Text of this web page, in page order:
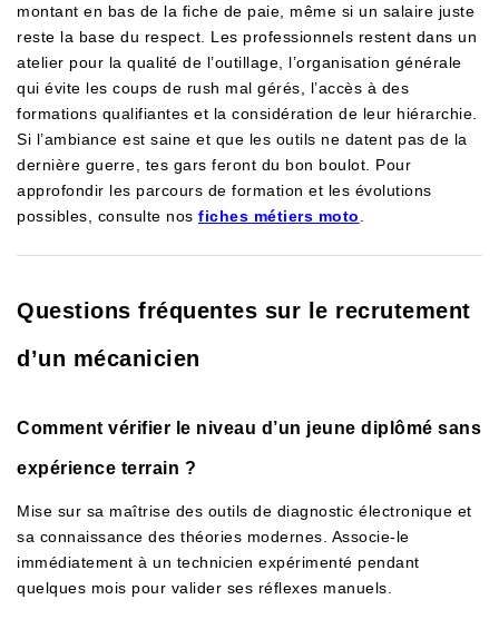
montant en bas de la fiche de paie, même si un salaire juste
reste la base du respect. Les professionnels restent dans un
atelier pour la qualité de l’outillage, l’organisation générale
qui évite les coups de rush mal gérés, l’accès à des
formations qualifiantes et la considération de leur hiérarchie.
Si l’ambiance est saine et que les outils ne datent pas de la
dernière guerre, tes gars feront du bon boulot. Pour
approfondir les parcours de formation et les évolutions
possibles, consulte nos fiches métiers moto
Questions fréquentes sur le recrutement
d’un mécanicien
Comment vérifier le niveau d’un jeune diplômé sans
expérience terrain ?
Mise sur sa maîtrise des outils de diagnostic électronique et
sa connaissance des théories modernes. Associe-le
immédiatement à un technicien expérimenté pendant
quelques mois pour valider ses réflexes manuels.